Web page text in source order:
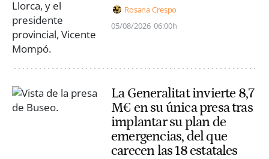
Rosana Crespo
05/08/2026 06:00h
La Generalitat invierte 8,7
M€ en su única presa tras
implantar su plan de
emergencias, del que
carecen las 18 estatales